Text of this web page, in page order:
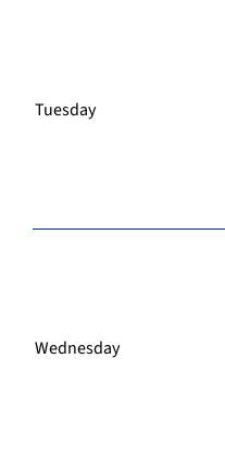
Tuesday
Wednesday